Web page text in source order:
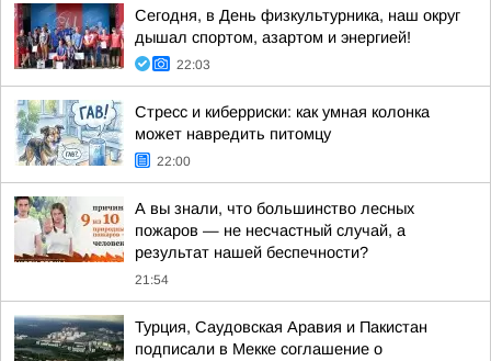
Сегодня, в День физкультурника, наш округ
дышал спортом, азартом и энергией!
22:03
Стресс и киберриски: как умная колонка
может навредить питомцу
22:00
А вы знали, что большинство лесных
пожаров — не несчастный случай, а
результат нашей беспечности?
21:54
Турция, Саудовская Аравия и Пакистан
подписали в Мекке соглашение о